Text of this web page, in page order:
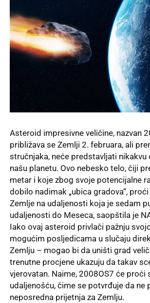
Asteroid impresivne veličine, nazvan
približava se Zemlji 2. februara, ali
stručnjaka, neće predstavljati nikakvu
našu planetu. Ovo nebesko telo, čiji
metar i koje zbog svoje potencijalne
dobilo nadimak „ubica gradova“,
Zemlje na udaljenosti koja je sedam
udaljenosti do Meseca, saopštila je
Iako ovaj asteroid privlači pažnju
mogućim posljedicama u slučaju
Zemlju – mogao bi da uništi grad
trenutne procjene ukazuju da takav
vjerovatan. Naime, 2008OS7 će proći
udaljenošću, čime se potvrđuje da ne
neposredna prijetnja za Zemlju.